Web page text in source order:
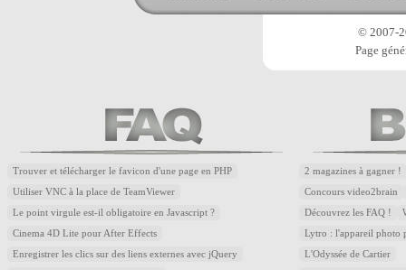
© 2007-
Page
Trouver et télécharger le favicon d'une page en PHP
Utiliser VNC à la place de TeamViewer
Le point virgule est-il obligatoire en Javascript ?
Cinema 4D Lite pour After Effects
Enregistrer les clics sur des liens externes avec jQuery
2 magazines à gagner !
Concours video2brain
Découvrez les FAQ !
Lytro : l'appareil photo
L'Odyssée de Cartier